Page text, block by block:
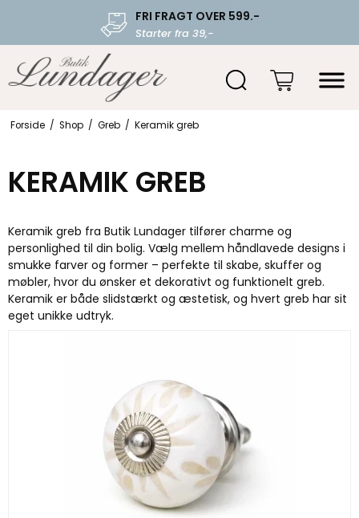
FRI FRAGT OVER 599.-
Starter fra 39,-
Forside / Shop / Greb / Keramik greb
KERAMIK GREB
Keramik greb fra Butik Lundager tilfører charme og
personlighed til din bolig. Vælg mellem håndlavede designs i
smukke farver og former – perfekte til skabe, skuffer og
møbler, hvor du ønsker et dekorativt og funktionelt greb.
Keramik er både slidstærkt og æstetisk, og hvert greb har sit
eget unikke udtryk.